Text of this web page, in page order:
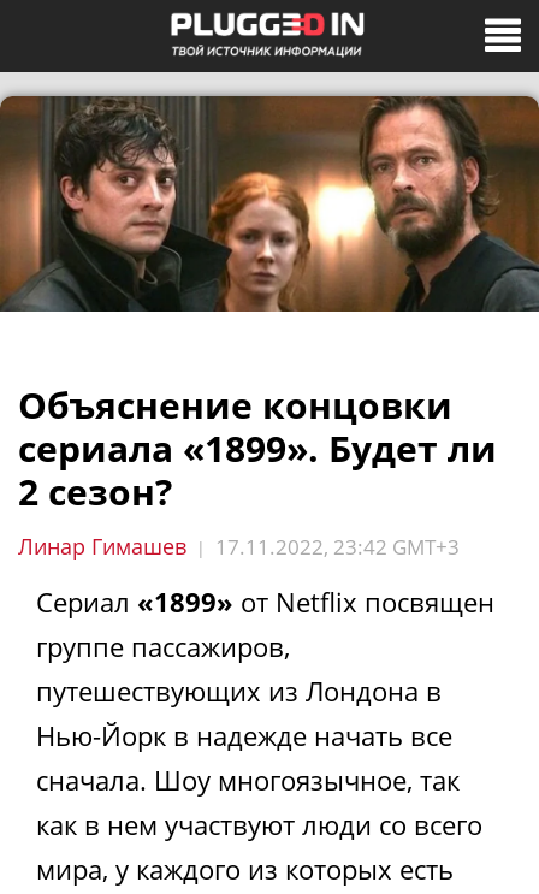
Объяснение концовки
сериала «1899». Будет ли
2 сезон?
Линар Гимашев | 17.11.2022, 23:42 GMT+3
Сериал «1899» от Netflix посвящен
группе пассажиров,
путешествующих из Лондона в
Нью-Йорк в надежде начать все
сначала. Шоу многоязычное, так
как в нем участвуют люди со всего
мира, у каждого из которых есть